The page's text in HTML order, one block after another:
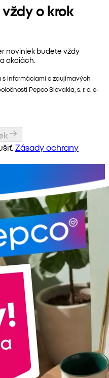
o krok
noviniek budete vždy
akciách.
informáciami o zaujímavých
Pepco Slovakia, s. r. o. e-
Zásady ochrany